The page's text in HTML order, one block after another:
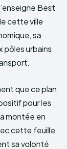
Best
cette ville
sa
pôles urbains
que ce plan
pour les
montée en
cette feuille
sa volonté